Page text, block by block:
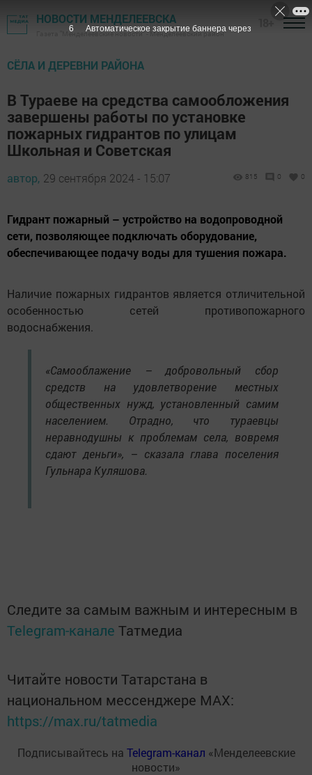
НОВОСТИ МЕНДЕЛЕЕВСКА
Газета "Менделеевские новости" - Менделеевский район
СЁЛА И ДЕРЕВНИ РАЙОНА
В Тураеве на средства самообложения
завершены работы по установке
пожарных гидрантов по улицам
Школьная и Советская
автор, 29 сентября 2024 - 15:07 815 0 0
Гидрант пожарный – устройство на водопроводной
сети, позволяющее подключать оборудование,
обеспечивающее подачу воды для тушения пожара.
Наличие пожарных гидрантов является отличительной
особенностью сетей противопожарного
водоснабжения.
«Самооблажение – добровольный сбор
средств на удовлетворение местных
общественных нужд, установленный самим
населением. Отрадно, что тураевцы
неравнодушны к проблемам села, вовремя
сдают деньги», – сказала глава поселения
Гульнара Куляшова.
Следите за самым важным и интересным в
Telegram-канале Татмедиа
Читайте новости Татарстана в
национальном мессенджере MАХ:
https://max.ru/tatmedia
Подписывайтесь на Telegram-канал «Менделеевские
новости»
5 Автоматическое закрытие баннера через